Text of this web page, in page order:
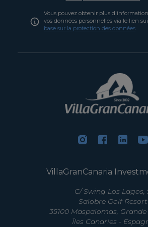
Vous pouvez obtenir plus
vos données personnelles via le lien
base sur la protection des données
VillaGranCanaria
C/ Swing Los Lagos,
Salobre Golf Resort
35100 Maspalomas,
Îles Canaries -